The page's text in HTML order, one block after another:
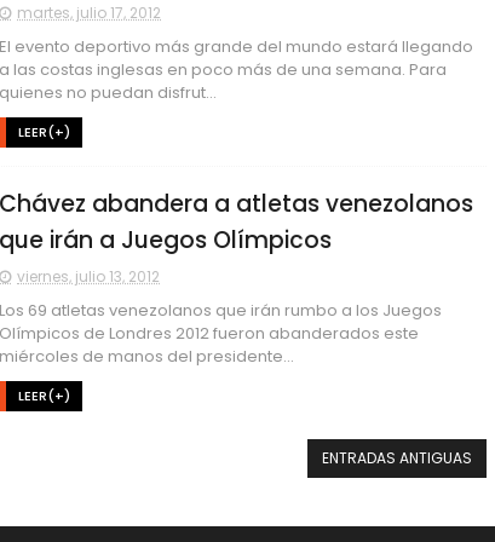
martes, julio 17, 2012
El evento deportivo más grande del mundo estará llegando
a las costas inglesas en poco más de una semana. Para
quienes no puedan disfrut...
LEER(+)
Chávez abandera a atletas venezolanos
que irán a Juegos Olímpicos
viernes, julio 13, 2012
Los 69 atletas venezolanos que irán rumbo a los Juegos
Olímpicos de Londres 2012 fueron abanderados este
miércoles de manos del presidente...
LEER(+)
ENTRADAS ANTIGUAS